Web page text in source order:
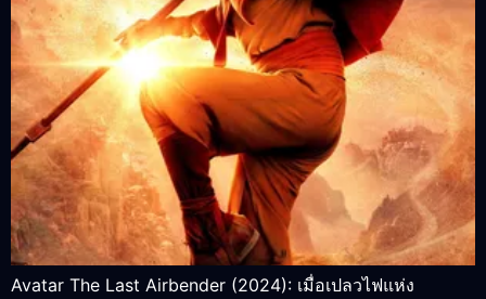
Avatar The Last Airbender (2024): เมื่อเปลวไฟแห่ง